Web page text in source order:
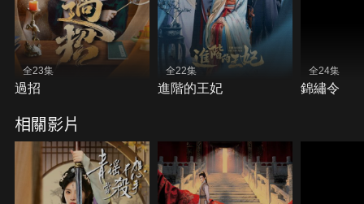
全23集
過招
全22集
進階的王妃
全24集
錦繡令
相關影片